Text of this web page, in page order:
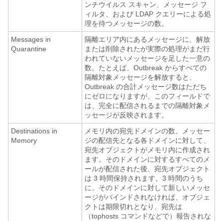
ンチウイルス スキャン、メッセージ フ
ィルタ、および LDAP クエリーによる処
理を待つメッセージの数。
Messages in
Quarantine
隔離エリア内にあるメッセージに、解放
または削除されたが実際の処理がまだ行
われていないメッセージを足した一意の
数。たとえば、Outbreak からすべての
隔離対象メッセージを解放すると、
Outbreak の合計メッセージ数はただち
にゼロになりますが、このフィールドで
は、完全に配信されるまでの隔離対象メ
ッセージが反映されます。
Destinations in
Memory
メモリ内の宛先ドメインの数。メッセー
ジの配信先となる各ドメインに対して、
宛先オブジェクトがメモリ内に作成され
ます。そのドメインに対するすべてのメ
ールが配信された後、宛先オブジェクト
は 3 時間保持されます。3 時間のうち
に、そのドメインに対して新しいメッセ
ージがバインドされなければ、オブジェ
クトは期限切れとなり、宛先は
（tophosts コマンドなどで）報告されな